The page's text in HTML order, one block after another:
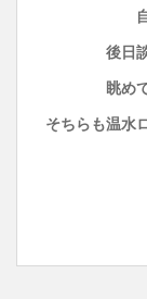
後日
眺め
そちらも温水